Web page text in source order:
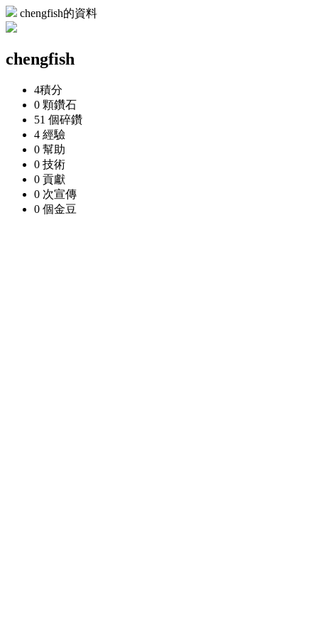
chengfish的資料
chengfish
4積分
0 顆鑽石
51 個碎鑽
4 經驗
0 幫助
0 技術
0 貢獻
0 次宣傳
0 個金豆